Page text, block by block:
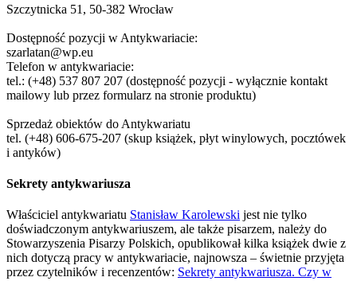
Szczytnicka 51, 50-382 Wrocław
Dostępność pozycji w Antykwariacie:
szarlatan@wp.eu
Telefon w antykwariacie:
tel.: (+48) 537 807 207 (dostępność pozycji - wyłącznie kontakt
mailowy lub przez formularz na stronie produktu)
Sprzedaż obiektów do Antykwariatu
tel. (+48) 606-675-207 (skup książek, płyt winylowych, pocztówek
i antyków)
Sekrety antykwariusza
Właściciel antykwariatu Stanisław Karolewski jest nie tylko
doświadczonym antykwariuszem, ale także pisarzem, należy do
Stowarzyszenia Pisarzy Polskich, opublikował kilka książek dwie z
nich dotyczą pracy w antykwariacie, najnowsza – świetnie przyjęta
przez czytelników i recenzentów: Sekrety antykwariusza. Czy w